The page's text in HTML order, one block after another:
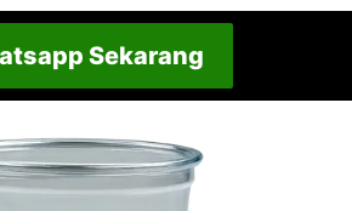
Sekarang